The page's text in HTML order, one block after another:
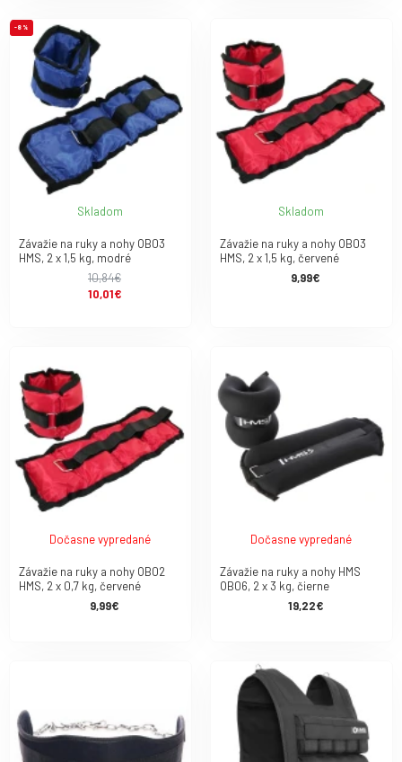
-8 %
Skladom
Závažie na ruky a nohy OB03
HMS, 2 x 1,5 kg, modré
10,01€
10,84€
Skladom
Závažie na ruky a nohy OB03
HMS, 2 x 1,5 kg, červené
9,99€
Dočasne vypredané
Závažie na ruky a nohy OB02
HMS, 2 x 0,7 kg, červené
9,99€
Dočasne vypredané
Závažie na ruky a nohy HMS
OB06, 2 x 3 kg, čierne
19,22€